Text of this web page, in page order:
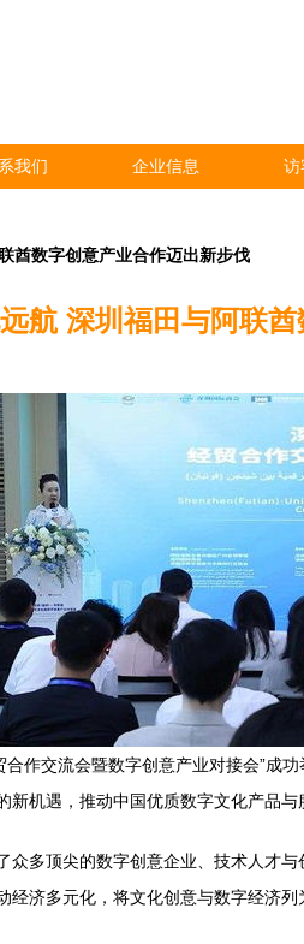
我们 企业信息 访
酋数字创意产业合作迈出新步伐
航 深圳福田与阿联
作交流会暨数字创意产业对接会”成
机遇，推动中国优质数字文化产品与
多顶尖的数字创意企业、技术人才
济多元化，将文化创意与数字经济